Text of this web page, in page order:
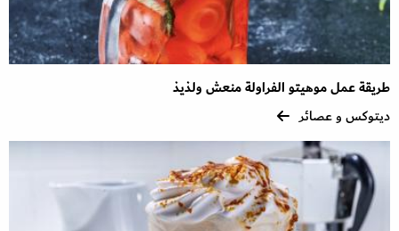
طريقة عمل موهيتو الفراولة منعش ولذيذ
ديتوكس و عصائر